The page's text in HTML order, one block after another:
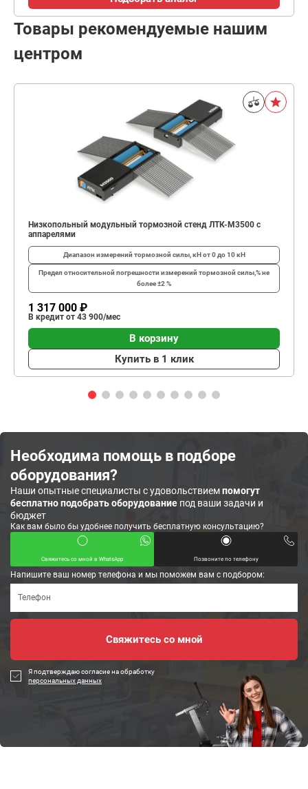
Товары рекомендуемые нашим
центром
Низкопольный модульный тормозной стенд ЛТК-М3500 с
аппарелями
Диапазон измерений тормозной силы, кНот 0 до 10 кН
Предел относительной погрешности измерений тормозной силы,%не
более ±2 %
1 317 000 ₽
В кредит от 43 900/мес
В корзину
Купить в 1 клик
Необходима помощь в подборе
оборудования?
Наши опытные специалисты с удовольствиемпомогут
бесплатно подобрать оборудование под ваши задачи и
бюджет
Как вам было бы удобнее получить бесплатную консультацию?
Свяжитесь со мной в WhatsApp Позвоните по телефону
Напишите ваш номер телефона и мы поможем вам с подбором:
Я подтверждаю согласие на обработку
персональных данных